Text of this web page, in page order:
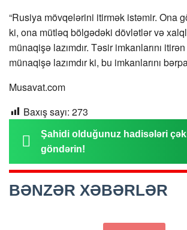
“Rusiya mövqelərini itirmək istəmir. Ona
ki, ona mütləq bölgədəki dövlətlər və
münaqişə lazımdır. Təsir imkanlarını
münaqişə lazımdır ki, bu imkanlarını
Musavat.com
Baxış sayı: 273
Şahidi olduğunuz hadisələri
göndərin!
BƏNZƏR XƏBƏRLƏR